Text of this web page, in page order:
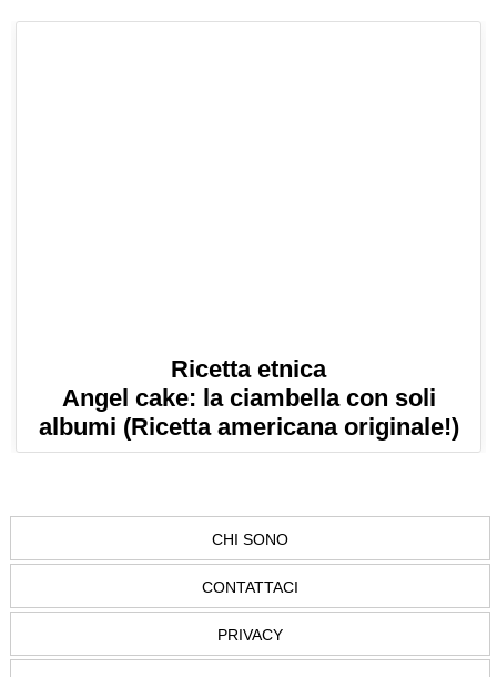
Ricetta etnica
Angel cake: la ciambella con soli
albumi (Ricetta americana originale!)
CHI SONO
CONTATTACI
PRIVACY